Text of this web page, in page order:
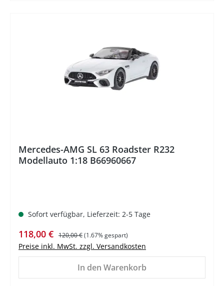
Mercedes-AMG SL 63 Roadster R232
Modellauto 1:18 B66960667
Sofort verfügbar, Lieferzeit: 2-5 Tage
Verkaufspreis:
118,00 € Regulärer Preis:
120,00 €(1.67% gespart)
Preise inkl. MwSt. zzgl. Versandkosten
In den Warenkorb